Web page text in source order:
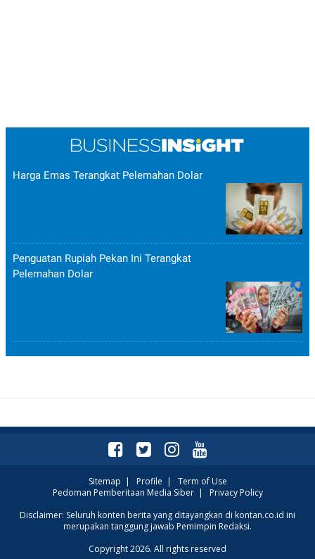
Harga Emas Terangkat Pelemahan Dolar
Penguatan Rupiah Pekan Ini Terangkat
Pelemahan Dolar
Sitemap | Profile | Term of Use
Pedoman Pemberitaan Media Siber| Privacy Policy
Disclaimer: Seluruh konten berita yang ditayangkan di kontan.co.id ini
merupakan tanggung jawab Pemimpin Redaksi.
Copyright 2026. All rights reserved